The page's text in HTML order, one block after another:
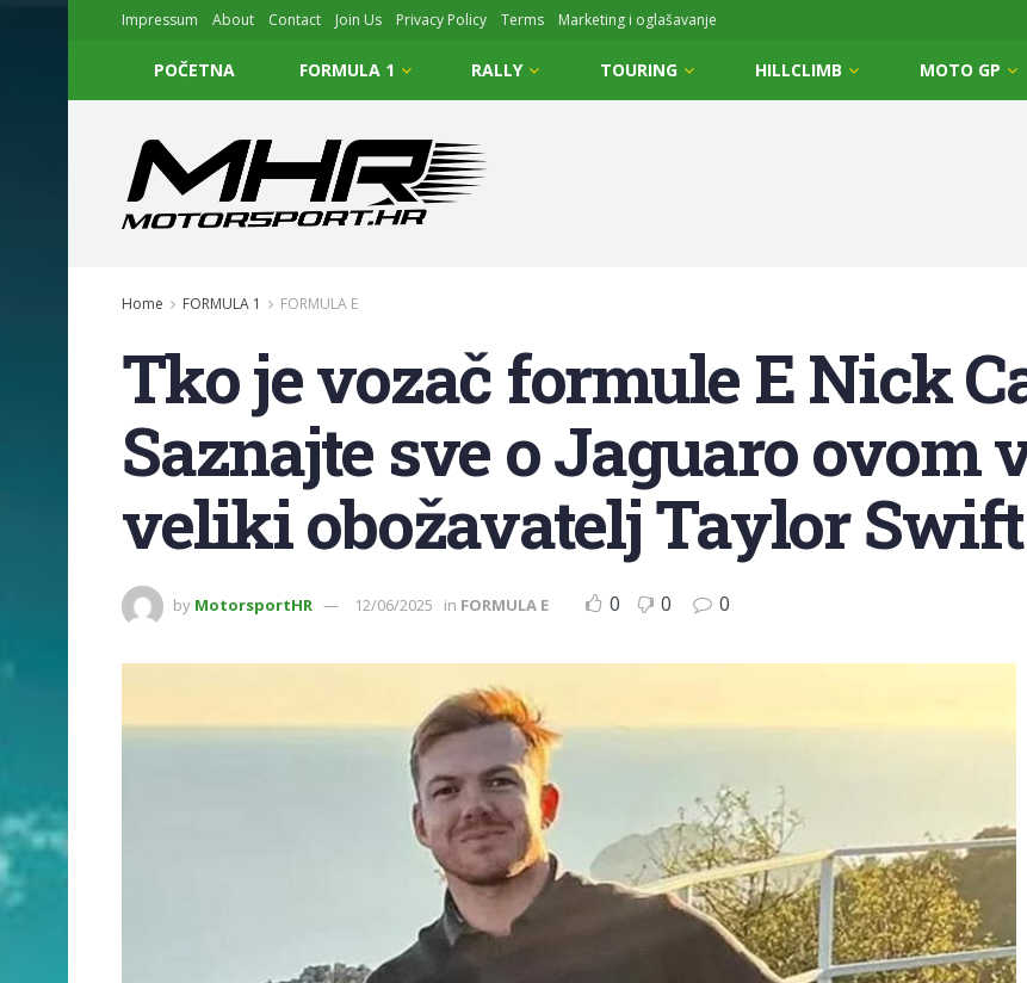
Impressum About Contact Join Us Privacy Policy Terms Marketing i oglašavanje
POČETNA FORMULA 1 RALLY TOURING HILLCLIMB MOTO GP
Home FORMULA 1 FORMULA E
Tko je vozač formule E Nick
Saznajte sve o Jaguaro ovom
veliki obožavatelj Taylor
by MotorsportHR 12/06/2025 in FORMULA E 0 0 0